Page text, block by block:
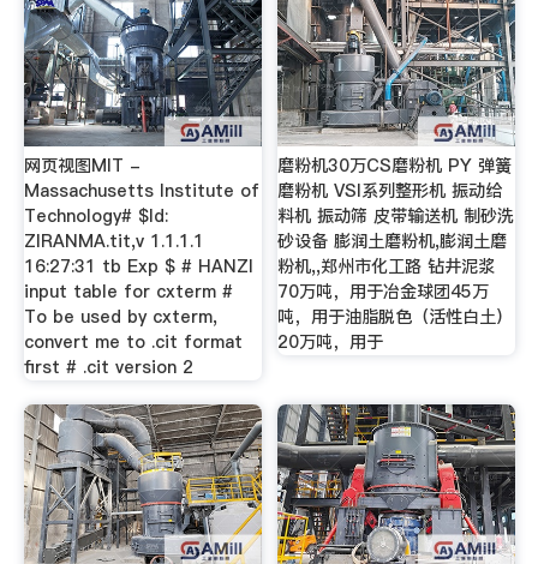
网页视图MIT -
Massachusetts Institute of
Technology# $Id:
ZIRANMA.tit,v 1.1.1.1
16:27:31 tb Exp $ # HANZI
input table for cxterm #
To be used by cxterm,
convert me to .cit format
first # .cit version 2
磨粉机30万CS磨粉机 PY 弹簧
磨粉机 VSI系列整形机 振动给
料机 振动筛 皮带输送机 制砂洗
砂设备 膨润土磨粉机,膨润土磨
粉机,,郑州市化工路 钻井泥浆
70万吨，用于冶金球团45万
吨，用于油脂脱色（活性白土）
20万吨，用于